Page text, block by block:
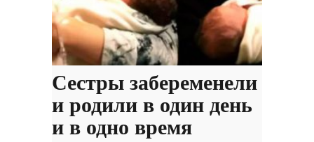
Сестры забеременели
и родили в один день
и в одно время